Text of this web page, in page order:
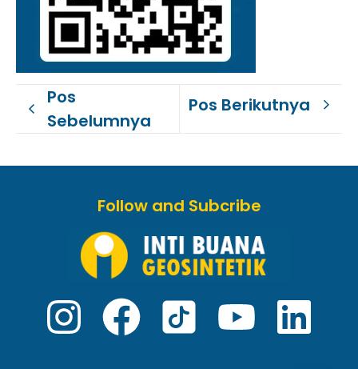
Pos
Sebelumnya
Pos Berikutnya
Follow and Subcribe